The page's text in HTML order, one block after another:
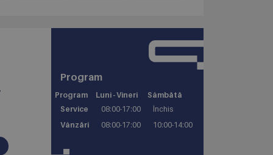
Program
Program Luni - Vineri
Sâmbătă
Service
08:00-17:00
Închis
Vânzări
08:00-17:00 10:00-14:00